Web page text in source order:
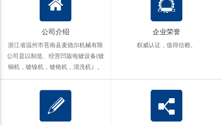
公司介绍
浙江省温州市苍南县麦德尔机械有限
公司是以制造、经营凹版电镀设备(镀
铜机，镀镍机，镀铬机，清洗机）。
企业荣誉
权威认证，值得信赖。